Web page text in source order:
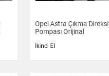
Opel Astra Çıkma
Pompası Orijinal
İkinci El